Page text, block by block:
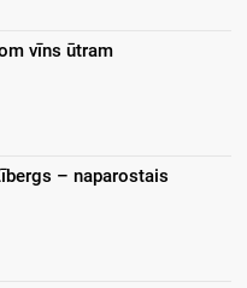
vīns ūtram
– naparostais